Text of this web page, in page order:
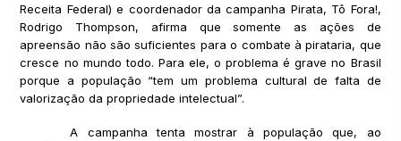
Receita Federal) e coordenador da campanha Pirata, Tô Fora!,
Rodrigo Thompson, afirma que somente as ações de
apreensão não são suficientes para o combate à pirataria, que
cresce no mundo todo. Para ele, o problema é grave no Brasil
porque a população “tem um problema cultural de falta de
valorização da propriedade intelectual”.
A campanha tenta mostrar à população que, ao